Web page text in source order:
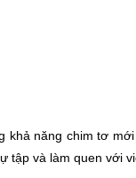
năng chim tơ
và làm quen với